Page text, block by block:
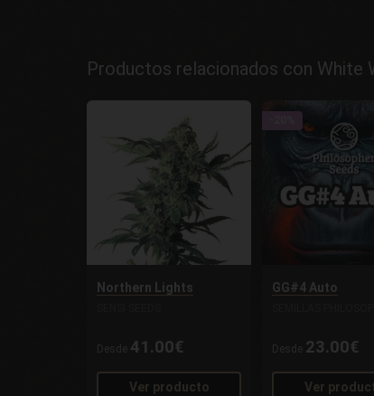
Productos relacionados con White
Northern Lights
Desde 41.00€
Ver producto
GG#4 Auto
Desde 23.00€
Ver